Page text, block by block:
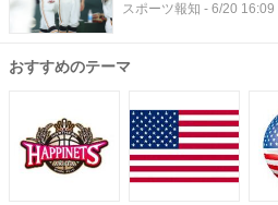
スポーツ報知 - 6/20 16:09
おすすめのテーマ